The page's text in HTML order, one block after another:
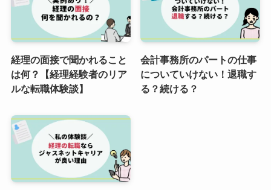
経理の面接で聞かれること
は何？【経理経験者のリア
ルな転職体験談】
会計事務所のパートの仕事
についていけない！退職す
る？続ける？